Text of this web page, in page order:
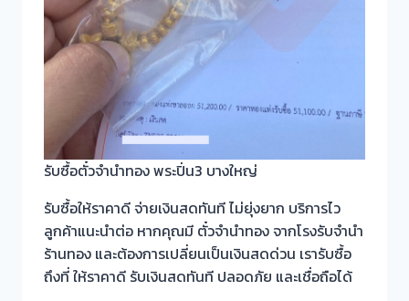
รับซื้อตั๋วจำนำทอง พระปิ่น3 บางใหญ่
รับซื้อให้ราคาดี จ่ายเงินสดทันที ไม่ยุ่งยาก บริการไว
ลูกค้าแนะนำต่อ หากคุณมี ตั๋วจำนำทอง จากโรงรับจำนำ
ร้านทอง และต้องการเปลี่ยนเป็นเงินสดด่วน เรารับซื้อ
ถึงที่ ให้ราคาดี รับเงินสดทันที ปลอดภัย และเชื่อถือได้